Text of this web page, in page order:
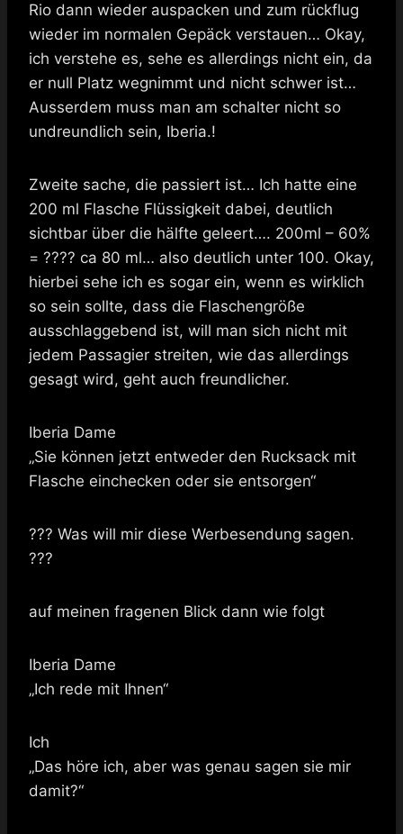
Rio dann wieder auspacken und zum rückflug
wieder im normalen Gepäck verstauen… Okay,
ich verstehe es, sehe es allerdings nicht ein, da
er null Platz wegnimmt und nicht schwer ist…
Ausserdem muss man am schalter nicht so
undreundlich sein, Iberia.!
Zweite sache, die passiert ist… Ich hatte eine
200 ml Flasche Flüssigkeit dabei, deutlich
sichtbar über die hälfte geleert…. 200ml – 60%
= ???? ca 80 ml… also deutlich unter 100. Okay,
hierbei sehe ich es sogar ein, wenn es wirklich
so sein sollte, dass die Flaschengröße
ausschlaggebend ist, will man sich nicht mit
jedem Passagier streiten, wie das allerdings
gesagt wird, geht auch freundlicher.
Iberia Dame
„Sie können jetzt entweder den Rucksack mit
Flasche einchecken oder sie entsorgen“
??? Was will mir diese Werbesendung sagen.
???
auf meinen fragenen Blick dann wie folgt
Iberia Dame
„Ich rede mit Ihnen“
Ich
„Das höre ich, aber was genau sagen sie mir
damit?“